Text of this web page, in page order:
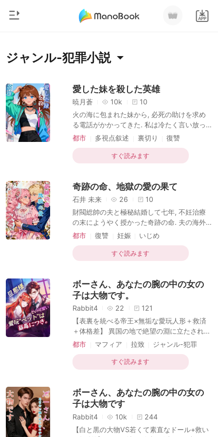
閲覧履歴
ログアウトします
ホームページ
都市
恋愛
人狼
月ランキング
短編傑作
ジャンル-犯罪小説
愛した妹を殺した英雄
暁月蒼 10k
10
火の海に包まれた妹から, 必死の助けを求め
る電話がかかってきた. 私は冷たく言い放っ
た. 「また莉結をいじめるための狂言か? お前
は実の妹を見殺しにした. 数時間後, ハイパー
レスキュー隊長の私は, 身元不明の焼死体を
笑いながら, 私は犯人である婚約者の莉結を
愛おしげに抱き寄せていた. 目の前の黒焦げ
の遺体が, 私の言葉に絶望して息絶えた妹だ
とも知らずに. だが, 遺体の手首に残るヘアゴ
ムを見た瞬間, 私の心臓は凍りついた. それは
都市 多視点叙述 裏切り
復讐
ジャンル-犯罪
切ない
すぐ読みます
奇跡の命、地獄の愛の果て
石井 未来 26
10
財閥総帥の夫と極秘結婚して七年, 不妊治療
の末にようやく授かった奇跡の命. 夫の海外
出張からの帰国日, 私はサプライズで妊娠を
の再会ではなく, 夫の秘書・辻村美唄による
ーが, 妊娠をでっち上げている」 そう嘲笑わ
れ, 警備員に押さえつけられた私の服はハサ
ミで切り裂かれた. 「その汚い腹も目障り
の私のお腹を何度も蹴り上げる. ロビーの大
理石が鮮血で赤く染まり, 薄れゆく意識の中
で, 七年間待ち望んだ我
都市 復讐 妊娠
いじめ
ジャンル-犯罪
切ない
すぐ読みます
ボーさん、あなたの腕の中の女の
子は大物です。
Rabbit4 22
121
【表裏を統べる帝王×無垢な愛玩人形＋救済
＋体格差】 異国の地で絶望の淵に立たされた
少女。 その窮地を救ったのは、200億という
引に連れ去った男だった。彼は少女に石神星
という名を与え、まるで洋人形のように自身
って、石神星は「血に飢えた冷酷な殺人
鬼」。 だが、支配者である石神竜也の瞳に
は、彼女は「素直で愛らしい幼子」としか映
した時、その凄まじい正体が次々と明るみに
都市 マフィア 拉致
ジャンル-犯罪
ジャンル-ホラー
すぐ読みます
ボーさん、あなたの腕の中の女の
子は大物です
Rabbit4 10k
244
【白と黒の大物VS若くて素直なドール+救い